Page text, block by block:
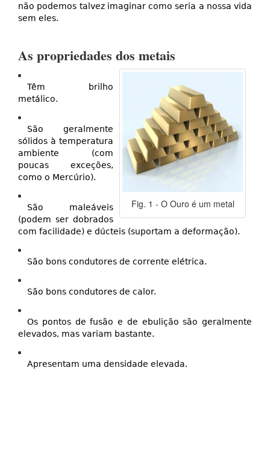
não podemos talvez imaginar como seria a nossa vida
sem eles.
As propriedades dos metais
Fig. 1 - O Ouro é um metal
Têm brilho
metálico.
São geralmente
sólidos à temperatura
ambiente (com
poucas exceções,
como o Mercúrio).
São maleáveis
(podem ser dobrados
com facilidade) e dúcteis (suportam a deformação).
São bons condutores de corrente elétrica.
São bons condutores de calor.
Os pontos de fusão e de ebulição são geralmente
elevados, mas variam bastante.
Apresentam uma densidade elevada.